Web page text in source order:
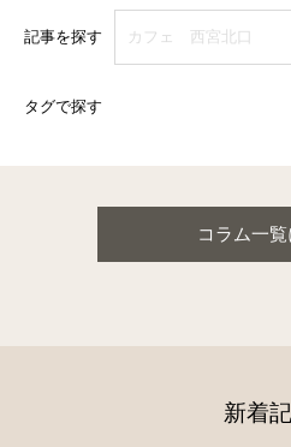
記事を探す
タグで探す
コラム一覧
新着